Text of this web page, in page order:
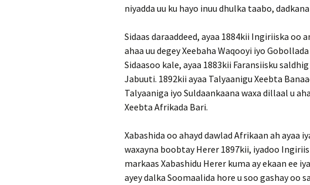
niyadda uu ku hayo inuu dhulka taabo,
Sidaas daraaddeed, ayaa 1884kii Ingiriiska oo
ahaa uu degey Xeebaha Waqooyi iyo
Sidaasoo kale, ayaa 1883kii Faransiisku
Jabuuti. 1892kii ayaa Talyaanigu Xeebta
Talyaaniga iyo Suldaankaana waxa dillaal u
Xeebta Afrikada Bari.
Xabashida oo ahayd dawlad Afrikaan ah ayaa
waxayna boobtay Herer 1897kii, iyadoo
markaas Xabashidu Herer kuma ay ekaan ee
ayey dalka Soomaalida hore u soo ga­shay oo